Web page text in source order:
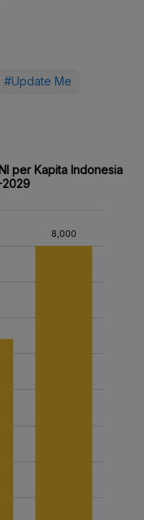
#Update Me